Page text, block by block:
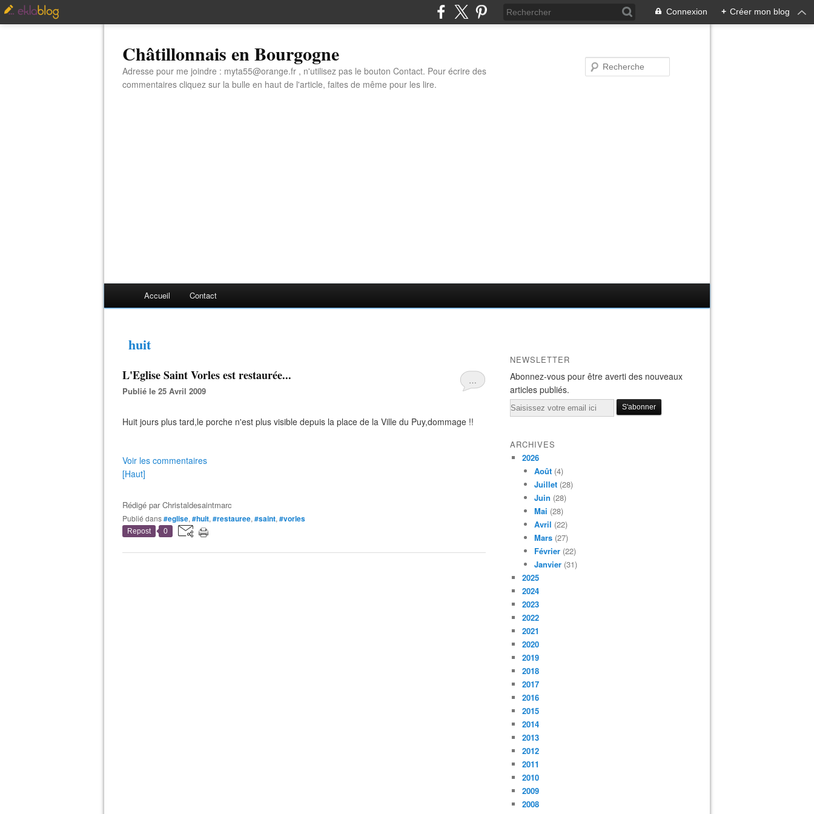
Connexion + Créer mon blog
Châtillonnais en Bourgogne
Adresse pour me joindre : myta55@orange.fr , n'utilisez pas le bouton Contact. Pour écrire des
commentaires cliquez sur la bulle en haut de l'article, faites de même pour les lire.
Accueil Contact
huit
…
L'Eglise Saint Vorles est restaurée...
Publié le 25 Avril 2009
Huit jours plus tard,le porche n'est plus visible depuis la place de la Ville du Puy,dommage !!
Voir les commentaires
[Haut]
Rédigé parChristaldesaintmarc
Publié dans#eglise, #huit, #restauree, #saint, #vorles
Repost 0
NEWSLETTER
Abonnez-vous pour être averti des nouveaux
articles publiés.
Email
ARCHIVES
2026
Août (4)
Juillet (28)
Juin (28)
Mai (28)
Avril (22)
Mars (27)
Février (22)
Janvier (31)
2025
2024
2023
2022
2021
2020
2019
2018
2017
2016
2015
2014
2013
2012
2011
2010
2009
2008